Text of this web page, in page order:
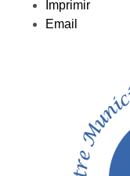
Imprimir
Email